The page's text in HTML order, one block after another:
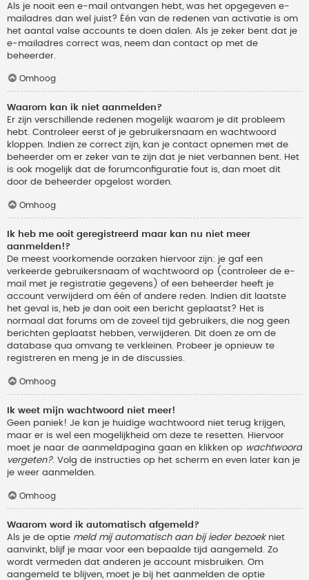
Als je nooit een e-mail ontvangen hebt, was het opgegeven e-
mailadres dan wel juist? Één van de redenen van activatie is om
het aantal valse accounts te doen dalen. Als je zeker bent dat je
e-mailadres correct was, neem dan contact op met de
beheerder.
Omhoog
Waarom kan ik niet aanmelden?
Er zijn verschillende redenen mogelijk waarom je dit probleem
hebt. Controleer eerst of je gebruikersnaam en wachtwoord
kloppen. Indien ze correct zijn, kan je contact opnemen met de
beheerder om er zeker van te zijn dat je niet verbannen bent. Het
is ook mogelijk dat de forumconfiguratie fout is, dan moet dit
door de beheerder opgelost worden.
Omhoog
Ik heb me ooit geregistreerd maar kan nu niet meer
aanmelden!?
De meest voorkomende oorzaken hiervoor zijn: je gaf een
verkeerde gebruikersnaam of wachtwoord op (controleer de e-
mail met je registratie gegevens) of een beheerder heeft je
account verwijderd om één of andere reden. Indien dit laatste
het geval is, heb je dan ooit een bericht geplaatst? Het is
normaal dat forums om de zoveel tijd gebruikers, die nog geen
berichten geplaatst hebben, verwijderen. Dit doen ze om de
database qua omvang te verkleinen. Probeer je opnieuw te
registreren en meng je in de discussies.
Omhoog
Ik weet mijn wachtwoord niet meer!
Geen paniek! Je kan je huidige wachtwoord niet terug krijgen,
maar er is wel een mogelijkheid om deze te resetten. Hiervoor
moet je naar de aanmeldpagina gaan en klikken op wachtwoord
vergeten?. Volg de instructies op het scherm en even later kan je
je weer aanmelden.
Omhoog
Waarom word ik automatisch afgemeld?
Als je de optie meld mij automatisch aan bij ieder bezoekniet
aanvinkt, blijf je maar voor een bepaalde tijd aangemeld. Zo
wordt vermeden dat anderen je account misbruiken. Om
aangemeld te blijven, moet je bij het aanmelden de optie